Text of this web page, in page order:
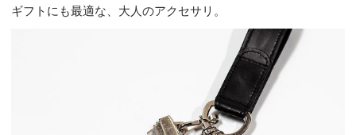
ギフトにも最適な、大人のアクセサリ。